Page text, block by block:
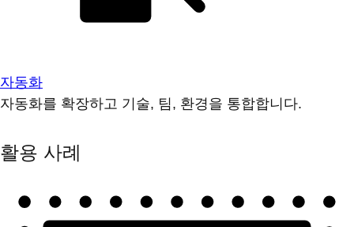
자동화
자동화를 확장하고 기술, 팀, 환경을 통합합니다.
활용 사례